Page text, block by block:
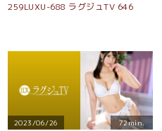
259LUXU-688 ラグジュTV 646
2023/06/26 72min.